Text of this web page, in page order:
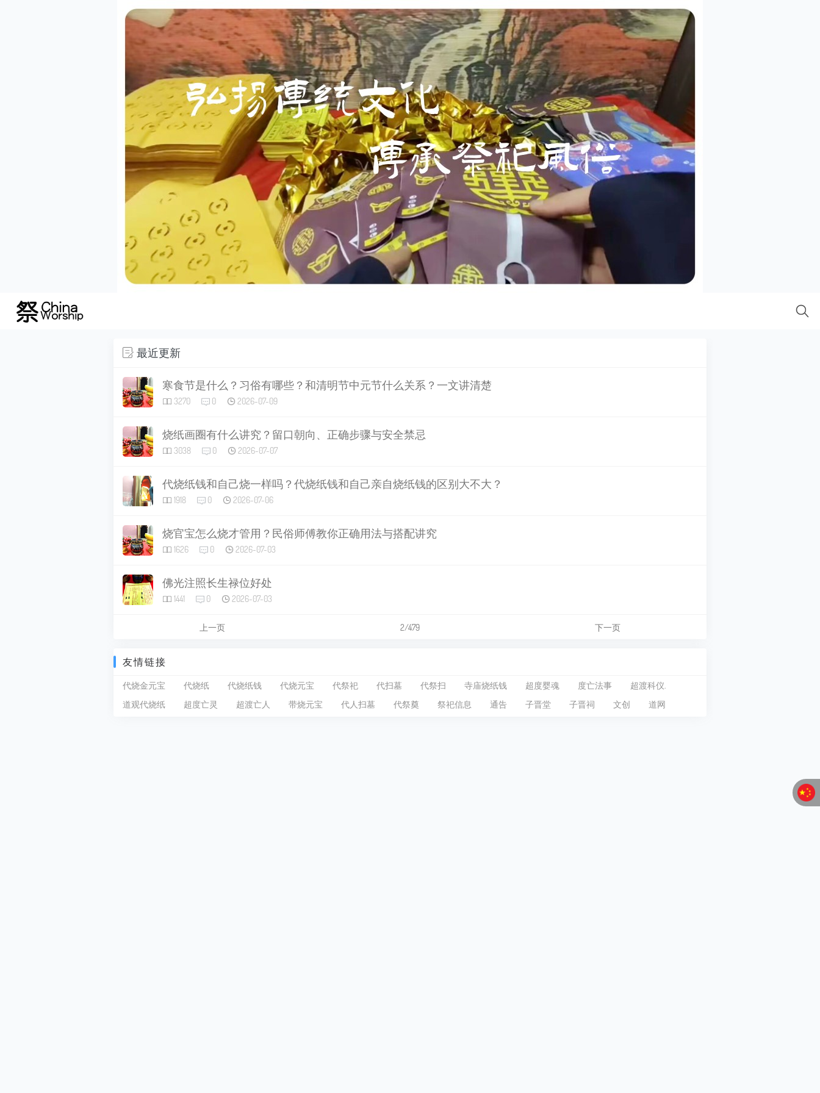
最近更新
寒食节是什么？习俗有哪些？和清明节中元节什么关系？一文讲清楚
3270 0 2026-07-09
烧纸画圈有什么讲究？留口朝向、正确步骤与安全禁忌
3038 0 2026-07-07
代烧纸钱和自己烧一样吗？代烧纸钱和自己亲自烧纸钱的区别大不大？
1918 0 2026-07-06
烧官宝怎么烧才管用？民俗师傅教你正确用法与搭配讲究
1626 0 2026-07-03
佛光注照长生禄位好处
1441 0 2026-07-03
上一页 2/479 下一页
友情链接
代烧金元宝 代烧纸 代烧纸钱 代烧元宝 代祭祀 代扫墓 代祭扫 寺庙烧纸钱 超度婴魂 度亡法事
超渡科仪.
道观代烧纸
超度亡灵 超渡亡人 带烧元宝 代人扫墓 代祭奠 祭祀信息 通告 子晋堂 子晋祠 文创 道网